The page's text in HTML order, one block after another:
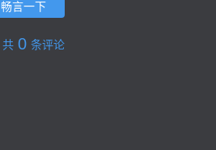
畅言一下
共 0 条评论